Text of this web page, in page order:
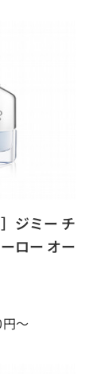
ジミー チ
ロー オー
円～